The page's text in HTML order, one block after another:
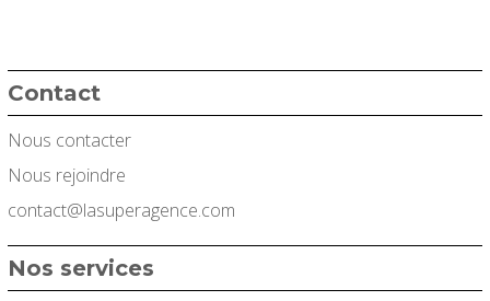
Contact
Nous contacter
Nous rejoindre
contact@lasuperagence.com
Nos services